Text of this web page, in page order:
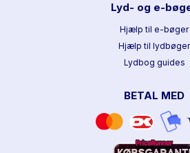
Lyd- og e-
Hjælp til e-bøger
Hjælp til lydbøger
Lydbog guides
BETAL MED